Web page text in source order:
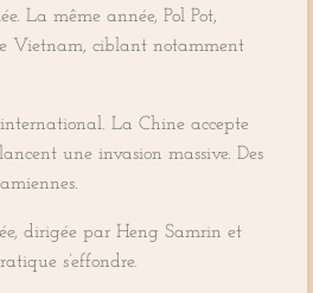
La même année, Pol Pot,
Vietnam, ciblant notamment
La Chine accepte
une invasion massive. Des
dirigée par Heng Samrin et
s’effondre.